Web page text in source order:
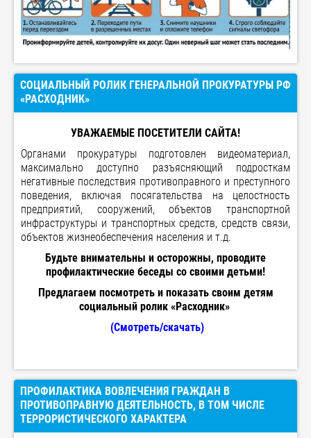
СОЦИАЛЬНЫЙ РОЛИК ГЕНЕРАЛЬНОЙ ПРОКУРАТУРЫ РФ
«РАСХОДНИК»
УВАЖАЕМЫЕ ПОСЕТИТЕЛИ САЙТА!
Органами прокуратуры подготовлен видеоматериал,
максимально доступно разъясняющий подросткам
негативные последствия противоправного и преступного
поведения, включая посягательства на целостность
предприятий, сооружений, объектов транспортной
инфраструктуры и транспортных средств, средств связи,
объектов жизнеобеспечения населения и т.д.
Будьте внимательны и осторожны, проводите
профилактические беседы со своими детьми!
Предлагаем посмотреть и показать своим детям
социальный ролик «Расходник»
(Смотреть/скачать)
ПРОФИЛАКТИКА ВОВЛЕЧЕНИЯ ГРАЖДАН В
ПРОТИВОПРАВНУЮ ДЕЯТЕЛЬНОСТЬ, В ТОМ ЧИСЛЕ
ТЕРРОРИСТИЧЕСКОГО ХАРАКТЕРА